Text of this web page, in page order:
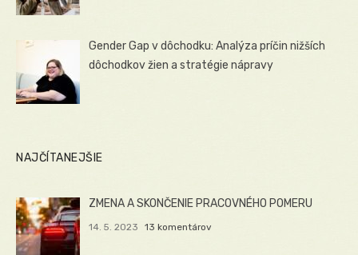
Gender Gap v dôchodku: Analýza príčin nižších
dôchodkov žien a stratégie nápravy
NAJČÍTANEJŠIE
ZMENA A SKONČENIE PRACOVNÉHO POMERU
14. 5. 2023 13 komentárov